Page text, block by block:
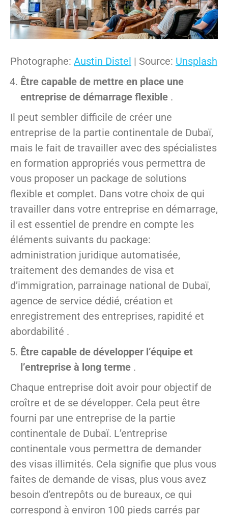
Photographe: Austin Distel | Source: Unsplash
Être capable de mettre en place une
entreprise de démarrage flexible .
Il peut sembler difficile de créer une
entreprise de la partie continentale de Dubaï,
mais le fait de travailler avec des spécialistes
en formation appropriés vous permettra de
vous proposer un package de solutions
flexible et complet. Dans votre choix de qui
travailler dans votre entreprise en démarrage,
il est essentiel de prendre en compte les
éléments suivants du package:
administration juridique automatisée,
traitement des demandes de visa et
d’immigration, parrainage national de Dubaï,
agence de service dédié, création et
enregistrement des entreprises, rapidité et
abordabilité .
Être capable de développer l’équipe et
l’entreprise à long terme .
Chaque entreprise doit avoir pour objectif de
croître et de se développer. Cela peut être
fourni par une entreprise de la partie
continentale de Dubaï. L’entreprise
continentale vous permettra de demander
des visas illimités. Cela signifie que plus vous
faites de demande de visas, plus vous avez
besoin d’entrepôts ou de bureaux, ce qui
correspond à environ 100 pieds carrés par